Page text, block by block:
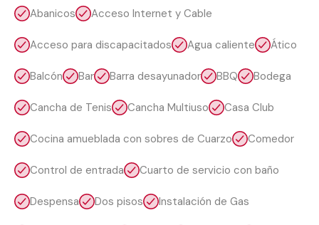
Abanicos Acceso Internet y Cable
Acceso para discapacitados Agua caliente Ático
Balcón Bar Barra desayunador BBQ Bodega
Cancha de Tenis Cancha Multiuso Casa Club
Cocina amueblada con sobres de Cuarzo Comedor
Control de entrada Cuarto de servicio con baño
Despensa Dos pisos Instalación de Gas